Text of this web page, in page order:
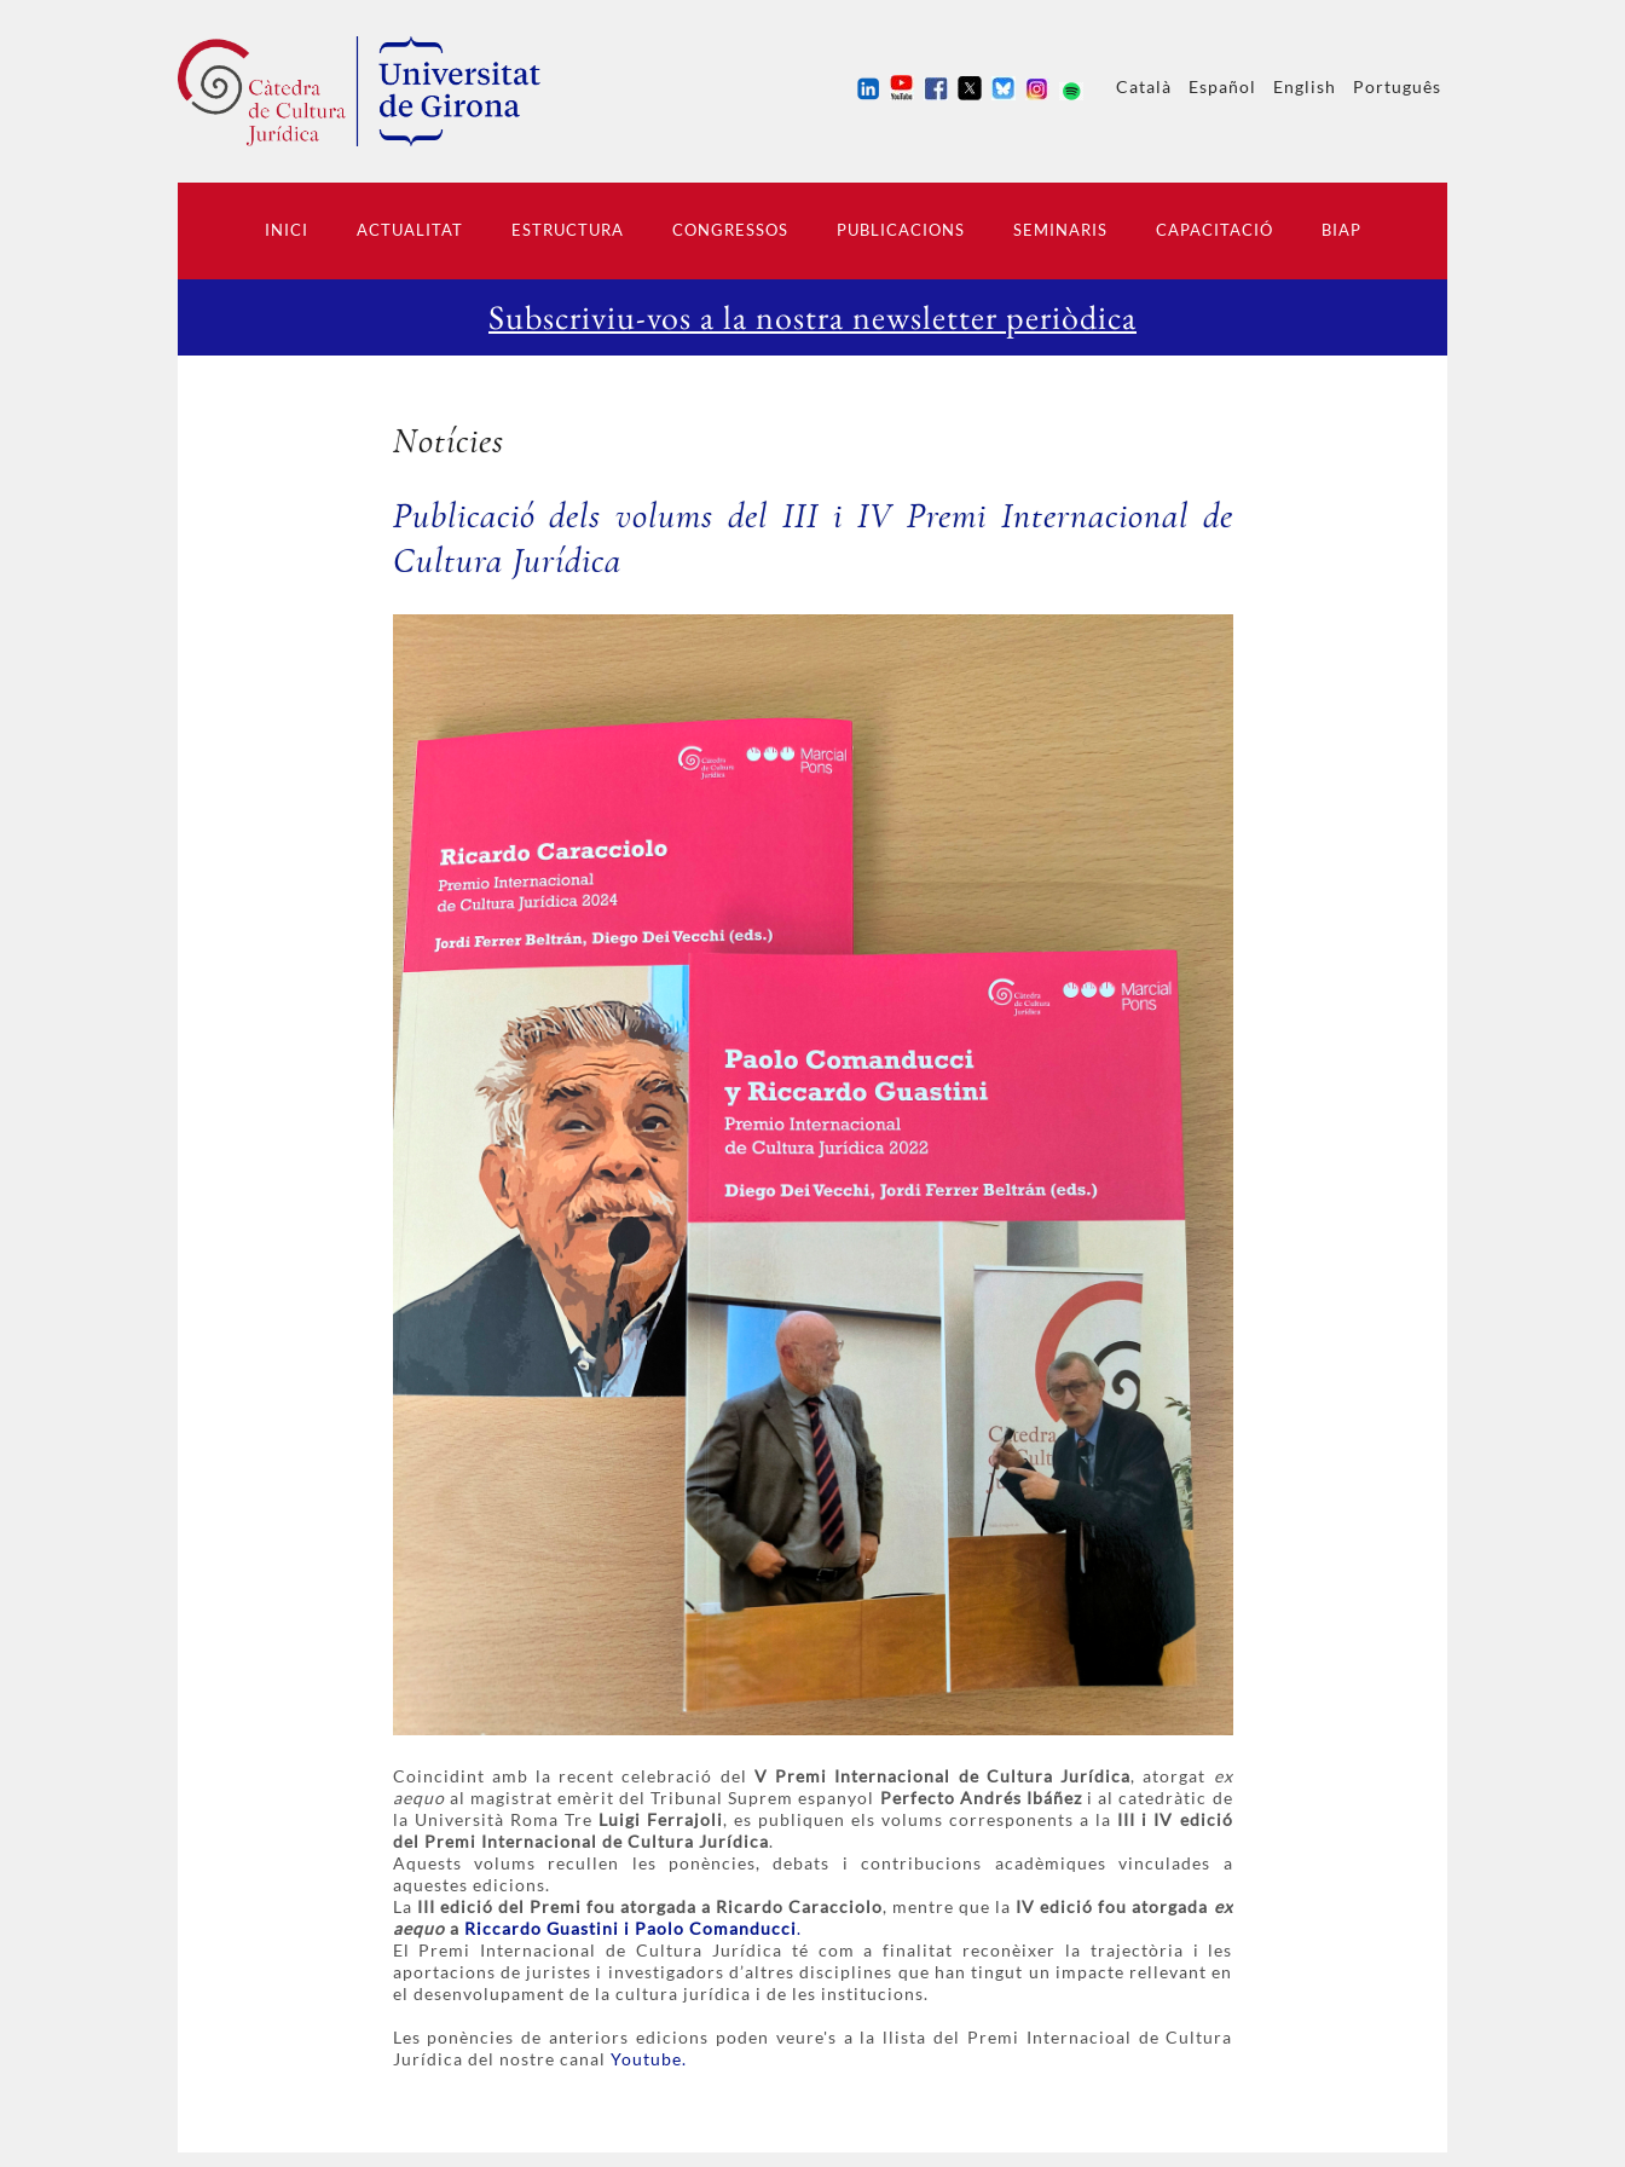
Català Español English Português
INICI ACTUALITAT ESTRUCTURA CONGRESSOS PUBLICACIONS SEMINARIS CAPACITACIÓ BIAP
Subscriviu-vos a la nostra newsletter periòdica
Notícies
Publicació dels volums del III i IV Premi Internacional de
Cultura Jurídica
Coincidint amb la recent celebració del V Premi Internacional de Cultura Jurídica, atorgat ex
aequoal magistrat emèrit del Tribunal Suprem espanyol Perfecto Andrés Ibáñezi al catedràtic de
la Università Roma Tre Luigi Ferrajoli, es publiquen els volums corresponents a la III i IV edició
del Premi Internacional de Cultura Jurídica.
Aquests volums recullen les ponències, debats i contribucions acadèmiques vinculades a
aquestes edicions.
La III edició del Premi fou atorgada a Ricardo Caracciolo, mentre que la IV edició fou atorgada ex
aequoa Riccardo Guastini i Paolo Comanducci.
El Premi Internacional de Cultura Jurídica té com a finalitat reconèixer la trajectòria i les
aportacions de juristes i investigadors d’altres disciplines que han tingut un impacte rellevant en
el desenvolupament de la cultura jurídica i de les institucions.
Les ponències de anteriors edicions poden veure's a la llista del Premi Internacioal de Cultura
Jurídica del nostre canal Youtube.